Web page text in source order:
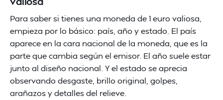
Para saber si tienes una moneda de 1 euro valiosa,
empieza por lo básico: país, año y estado. El país
aparece en la cara nacional de la moneda, que es la
parte que cambia según el emisor. El año suele estar
junto al diseño nacional. Y el estado se aprecia
observando desgaste, brillo original, golpes,
arañazos y detalles del relieve.